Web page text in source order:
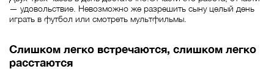
— удовольствие. Невозможно же разрешить сыну целый день
играть в футбол или смотреть мультфильмы.
Слишком легко встречаются, слишком легко
расстаются